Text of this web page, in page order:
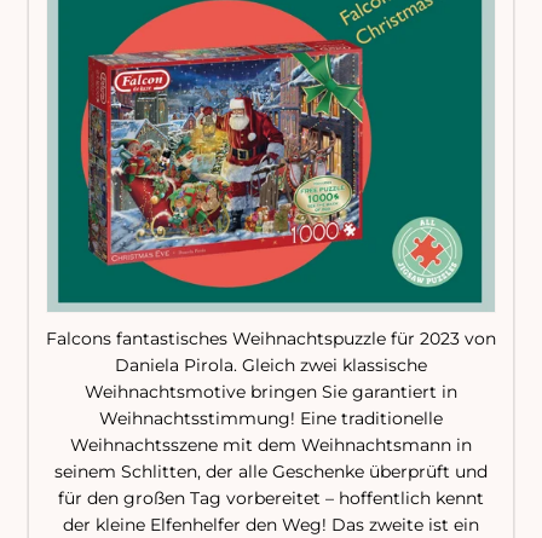
Falcons fantastisches Weihnachtspuzzle für 2023 von
Daniela Pirola. Gleich zwei klassische
Weihnachtsmotive bringen Sie garantiert in
Weihnachtsstimmung! Eine traditionelle
Weihnachtsszene mit dem Weihnachtsmann in
seinem Schlitten, der alle Geschenke überprüft und
für den großen Tag vorbereitet – hoffentlich kennt
der kleine Elfenhelfer den Weg! Das zweite ist ein